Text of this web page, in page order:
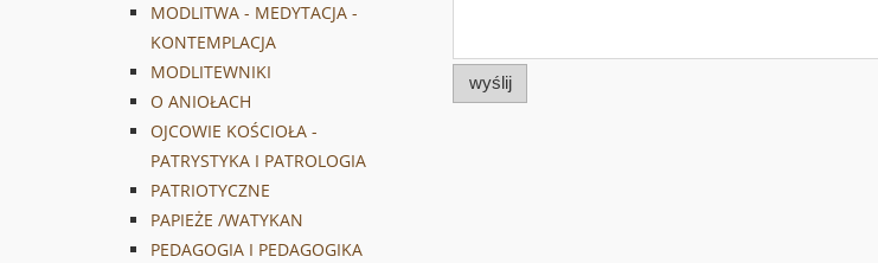
MODLITWA - MEDYTACJA -
KONTEMPLACJA
MODLITEWNIKI
O ANIOŁACH
OJCOWIE KOŚCIOŁA -
PATRYSTYKA I PATROLOGIA
PATRIOTYCZNE
PAPIEŻE /WATYKAN
PEDAGOGIA I PEDAGOGIKA
wyślij